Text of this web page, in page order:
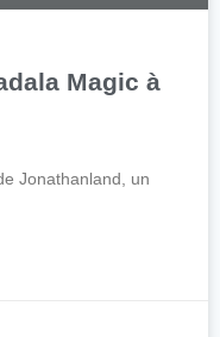
Magic à
Jonathanland, un